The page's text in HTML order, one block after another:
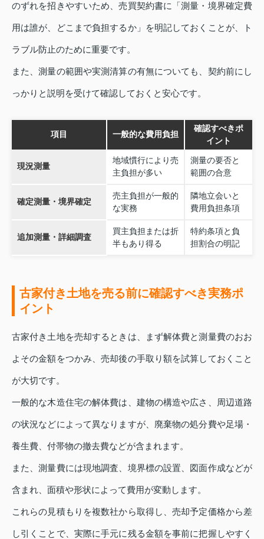
のずれを招きやすいため、売買契約書に「測量・境界確定費
用は誰が、どこまで負担するか」を明記しておくことが、ト
ラブル防止のために重要です。
また、測量の範囲や実測清算の有無についても、契約前にし
っかりと説明を受けて確認しておくと安心です。
項目 一般的な費用負担
確認すべきポ
イント
現況測量
地域慣行により売
主負担が多い
測量の要否と
範囲の合意
確定測量・境界確定
売主負担が一般的
な実務
隣地立会いと
費用負担条項
追加測量・詳細調査
買主負担または折
半もあり得る
特約条項と負
担割合の明記
古家付き土地を売る前に確認すべき実務ポ
イント
古家付き土地を売却するときは、まず解体費と測量費のおお
よその金額をつかみ、売却後の手取り額を試算しておくこと
が大切です。
一般的な木造住宅の解体費は、建物の構造や広さ、周辺道路
の状況などによって異なりますが、廃棄物の処分費や足場・
養生費、付帯物の撤去費などが含まれます。
また、測量費には現地調査、境界標の設置、図面作成などが
含まれ、面積や形状によって費用が変動します。
これらの見積もりを複数社から取得し、売却予定価格から差
し引くことで、実際に手元に残る金額を事前に把握しやすく